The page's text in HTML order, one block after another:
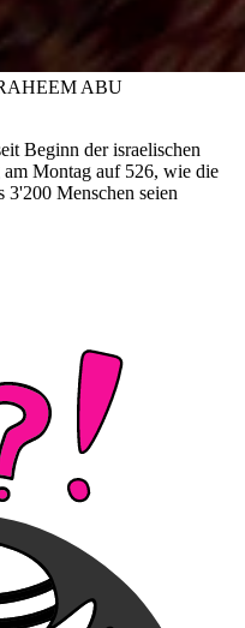
ABU
Beginn der israelischen
Montag auf 526, wie die
3'200 Menschen seien